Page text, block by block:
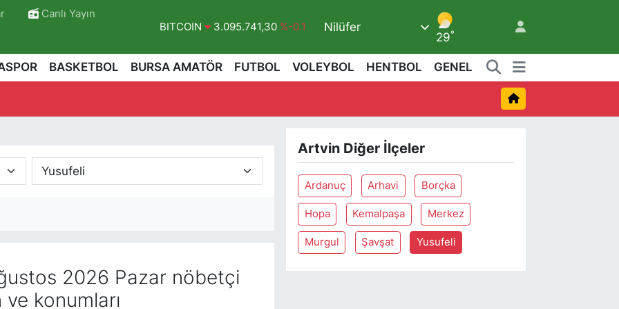
Canlı Yayın
BITCOIN 3.095.741,30 %-0.15
DOLAR
47,7436 %0.18
%-14
Nilüfer
29°
BASKETBOL BURSA AMATÖR FUTBOL VOLEYBOL HENTBOL GENEL
2026 Pazar nöbetçi
konumları
Artvin Diğer İlçeler
Ardanuç Arhavi Borçka
Hopa Kemalpaşa Merkez
Murgul Şavşat Yusufeli